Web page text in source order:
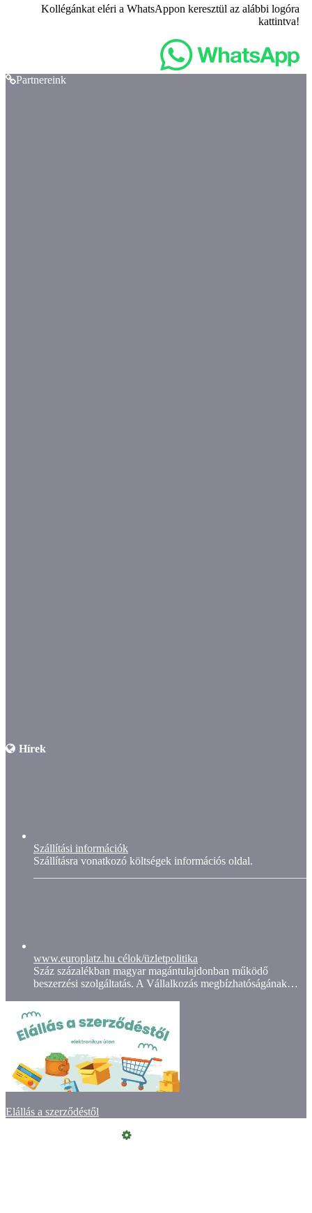
Kollégánkat eléri a WhatsAppon keresztül az alábbi logóra
kattintva!
Partnereink
Hírek
Szállítási információk
Szállításra vonatkozó költségek információs oldal.
www.europlatz.hu célok/üzletpolitika
Száz százalékban magyar magántulajdonban működő
beszerzési szolgáltatás. A Vállalkozás megbízhatóságának…
Elállás a szerződéstől